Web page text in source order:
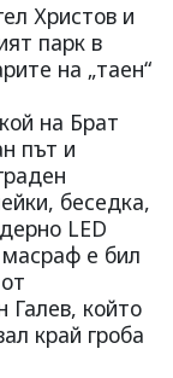
Христов и
парк в
на „таен“
на Брат
път и
беседка,
LED
е бил
Галев, който
край гроба